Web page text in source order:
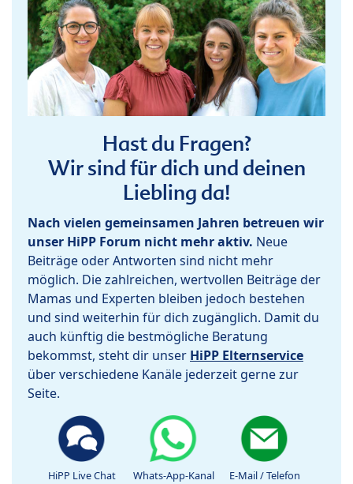
Hast du Fragen?
Wir sind für dich und deinen
Liebling da!
Nach vielen gemeinsamen Jahren betreuen wir
unser HiPP Forum nicht mehr aktiv. Neue
Beiträge oder Antworten sind nicht mehr
möglich. Die zahlreichen, wertvollen Beiträge der
Mamas und Experten bleiben jedoch bestehen
und sind weiterhin für dich zugänglich. Damit du
auch künftig die bestmögliche Beratung
bekommst, steht dir unser HiPP Elternservice
über verschiedene Kanäle jederzeit gerne zur
Seite.
HiPP Live Chat Whats-App-Kanal E-Mail / Telefon